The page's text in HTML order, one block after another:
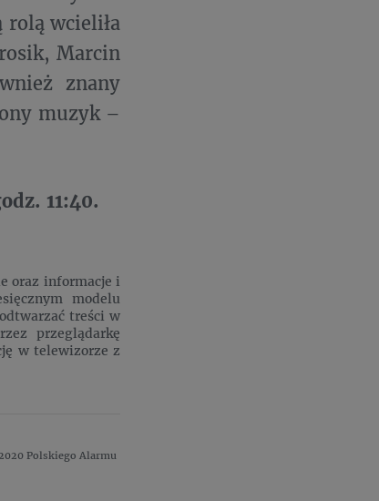
rolą wcieliła
Marcin
znany
muzyk –
11:40.
oraz informacje i
modelu
treści w
przeglądarkę
w telewizorze z
Polskiego Alarmu